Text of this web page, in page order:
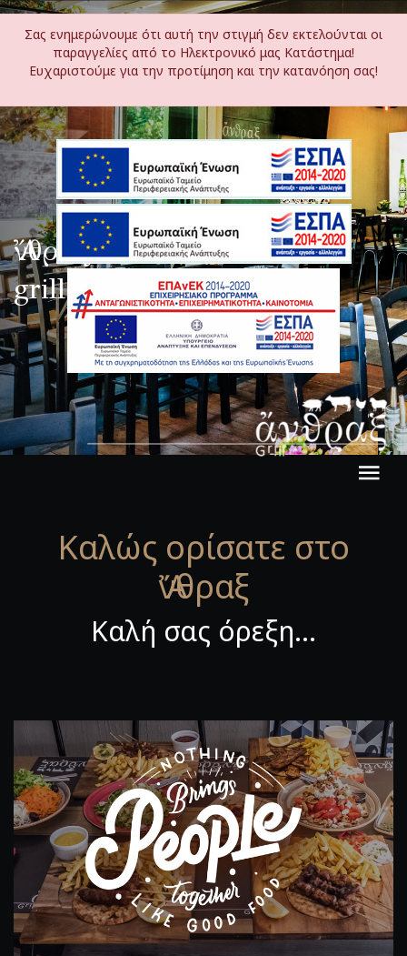
Σας ενημερώνουμε ότι αυτή την στιγμή δεν εκτελούνται οι
παραγγελίες από το Ηλεκτρονικό μας Κατάστημα!
Ευχαριστούμε για την προτίμηση και την κατανόηση σας!
Καλώς ορίσατε στο
Ἄνθραξ
Καλή σας όρεξη...